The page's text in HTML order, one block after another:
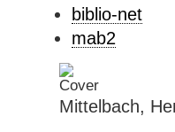
biblio-net
mab2
Mittelbach,